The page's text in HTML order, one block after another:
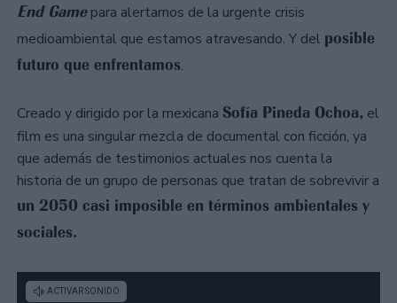
End Gamepara alertarnos de la urgente crisis
medioambiental que estamos atravesando. Y del posible
futuro que enfrentamos.
Creado y dirigido por la mexicana Sofía Pineda Ochoa, el
film es una singular mezcla de documental con ficción, ya
que además de testimonios actuales nos cuenta la
historia de un grupo de personas que tratan de sobrevivir a
un 2050 casi imposible en términos ambientales y
sociales.